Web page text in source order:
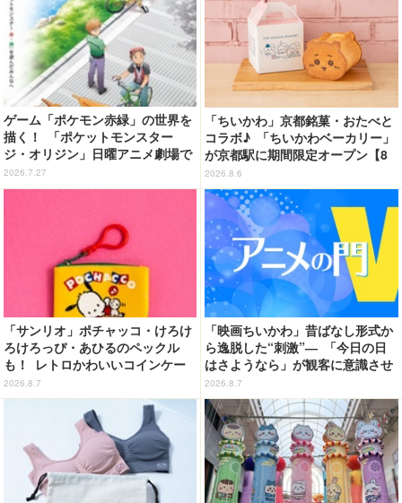
ゲーム「ポケモン赤緑」の世界を
描く！ 「ポケットモンスター
ジ・オリジン」日曜アニメ劇場で
8月2日に放送
2026.7.27
「ちいかわ」京都銘菓・おたべと
コラボ♪ 「ちいかわベーカリー」
が京都駅に期間限定オープン【8
月13日～】
2026.8.6
「サンリオ」ポチャッコ・けろけ
ろけろっぴ・あひるのペックル
も！ レトロかわいいコインケー
ス第2弾がカプセルトイに登場♪
2026.8.7
「映画ちいかわ」昔ばなし形式か
ら逸脱した“刺激”― 「今日の日
はさようなら」が観客に意識させ
る物語の“裂け目”【藤津亮太のア
ニメの門V 133回】
2026.8.7